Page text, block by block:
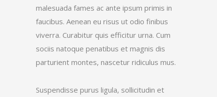
malesuada fames ac ante ipsum primis in
faucibus. Aenean eu risus ut odio finibus
viverra. Curabitur quis efficitur urna. Cum
sociis natoque penatibus et magnis dis
parturient montes, nascetur ridiculus mus.
Suspendisse purus ligula, sollicitudin et